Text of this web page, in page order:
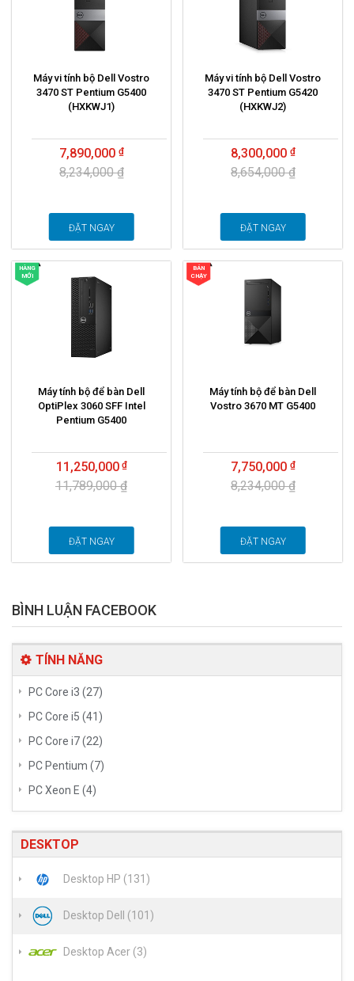
Máy vi tính bộ Dell Vostro
3470 ST Pentium G5400
(HXKWJ1)
7,890,000
8,234,000 ₫
ĐẶT NGAY
Máy vi tính bộ Dell Vostro
3470 ST Pentium G5420
(HXKWJ2)
8,300,000
8,654,000 ₫
ĐẶT NGAY
HÀNG
MỚI
Máy tính bộ để bàn Dell
OptiPlex 3060 SFF Intel
Pentium G5400
11,250,000
11,789,000 ₫
ĐẶT NGAY
BÁN
CHẠY
Máy tính bộ để bàn Dell
Vostro 3670 MT G5400
7,750,000
8,234,000 ₫
ĐẶT NGAY
BÌNH LUẬN FACEBOOK
TÍNH NĂNG
PC Core i3 (27)
PC Core i5 (41)
PC Core i7 (22)
PC Pentium (7)
PC Xeon E (4)
DESKTOP
Desktop HP (131)
Desktop Dell (101)
Desktop Acer (3)